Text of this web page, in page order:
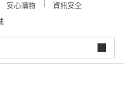
安心購物
資訊安全